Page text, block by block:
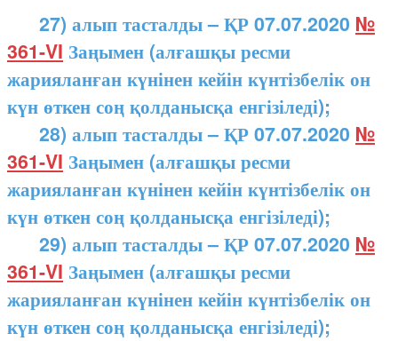
27) алып тасталды – ҚР 07.07.2020 №
361-VI Заңымен (алғашқы ресми
жарияланған күнінен кейін күнтізбелік он
күн өткен соң қолданысқа енгізіледі);
28) алып тасталды – ҚР 07.07.2020 №
361-VI Заңымен (алғашқы ресми
жарияланған күнінен кейін күнтізбелік он
күн өткен соң қолданысқа енгізіледі);
29) алып тасталды – ҚР 07.07.2020 №
361-VI Заңымен (алғашқы ресми
жарияланған күнінен кейін күнтізбелік он
күн өткен соң қолданысқа енгізіледі);